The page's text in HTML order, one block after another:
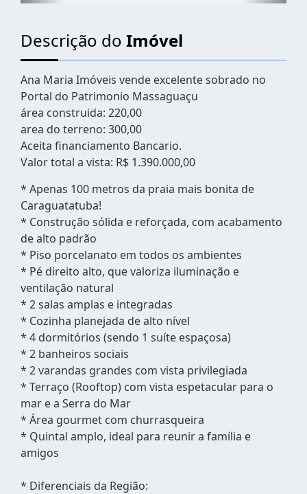
Descrição do Imóvel
Ana Maria Imóveis vende excelente sobrado no
Portal do Patrimonio Massaguaçu
área construida: 220,00
area do terreno: 300,00
Aceita financiamento Bancario.
Valor total a vista: R$ 1.390.000,00
* Apenas 100 metros da praia mais bonita de
Caraguatatuba!
* Construção sólida e reforçada, com acabamento
de alto padrão
* Piso porcelanato em todos os ambientes
* Pé direito alto, que valoriza iluminação e
ventilação natural
* 2 salas amplas e integradas
* Cozinha planejada de alto nível
* 4 dormitórios (sendo 1 suíte espaçosa)
* 2 banheiros sociais
* 2 varandas grandes com vista privilegiada
* Terraço (Rooftop) com vista espetacular para o
mar e a Serra do Mar
* Área gourmet com churrasqueira
* Quintal amplo, ideal para reunir a família e
amigos
* Diferenciais da Região: